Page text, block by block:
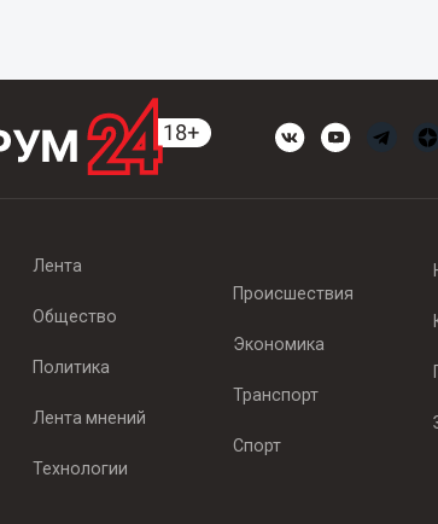
Лента
Общество
Политика
Лента мнений
Технологии
Происшествия
Экономика
Транспорт
Спорт